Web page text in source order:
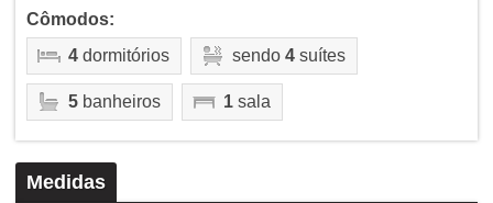
Cômodos:
4dormitórios sendo 4suítes
5banheiros 1sala
Medidas